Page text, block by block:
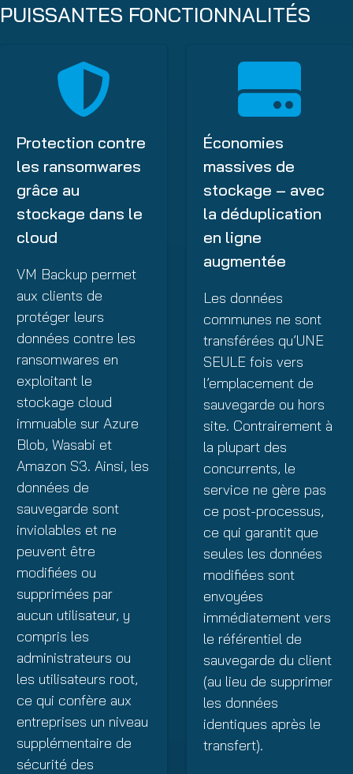
PUISSANTES FONCTIONNALITÉS
Protection contre
les ransomwares
grâce au
stockage dans le
cloud
VM Backup permet
aux clients de
protéger leurs
données contre les
ransomwares en
exploitant le
stockage cloud
immuable sur Azure
Blob, Wasabi et
Amazon S3. Ainsi, les
données de
sauvegarde sont
inviolables et ne
peuvent être
modifiées ou
supprimées par
aucun utilisateur, y
compris les
administrateurs ou
les utilisateurs root,
ce qui confère aux
entreprises un niveau
supplémentaire de
sécurité des
Économies
massives de
stockage – avec
la déduplication
en ligne
augmentée
Les données
communes ne sont
transférées qu’UNE
SEULE fois vers
l’emplacement de
sauvegarde ou hors
site. Contrairement à
la plupart des
concurrents, le
service ne gère pas
ce post-processus,
ce qui garantit que
seules les données
modifiées sont
envoyées
immédiatement vers
le référentiel de
sauvegarde du client
(au lieu de supprimer
les données
identiques après le
transfert).